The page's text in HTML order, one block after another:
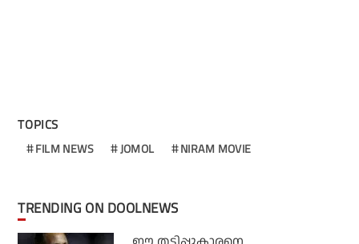
TOPICS
FILM NEWS JOMOL NIRAM MOVIE
TRENDING ON DOOLNEWS